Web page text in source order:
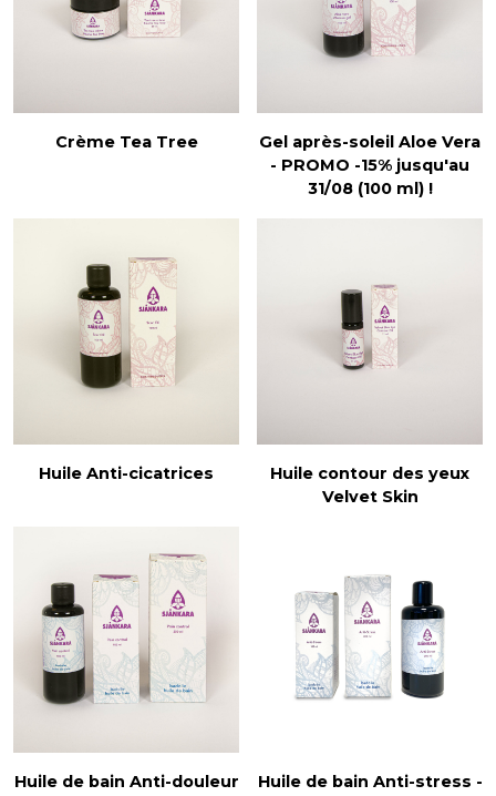
Crème Tea Tree
Gel après-soleil Aloe Vera
- PROMO -15% jusqu'au
31/08 (100 ml) !
Huile Anti-cicatrices
Huile contour des yeux
Velvet Skin
Huile de bain Anti-douleur
Huile de bain Anti-stress -